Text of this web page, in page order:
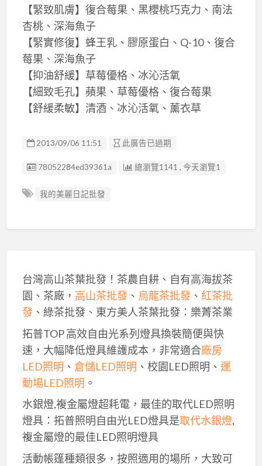
【緊致肌膚】復合莓果、黑櫻桃巧克力、南法
杏桃、深海魚子
【緊實修復】蜂王乳、膠原蛋白、Q-10、復合
莓果、深海魚子
【抑油舒緩】草莓優格、冰沁活氧
【細致毛孔】蘋果、草莓優格、復合莓果
【舒緩柔敏】清酒、冰沁活氧、薰衣草
2013/09/06 11:51 此廣告已過期
廣告编號
78052284ed39361a 總瀏覽1141 , 今天瀏覽1
我的美麗日記批發
台灣高山茶葉批發！茶農自耕、自有高海拔茶
園、茶廠， 高山茶批發、 烏龍茶批發、 紅茶批
發、綠茶批發、東方美人茶葉批發：樂菁茶業
拓普TOP 高效自由光系列燈具換裝簡便與快
速，大幅降低燈具維護成本，非常適合廠房
LED照明 、 倉儲LED照明 、校園LED照明、 運
動場LED照明 。
水銀燈,複金屬燈超耗電，最佳的取代LED照明
燈具：拓普照明自由光LED燈具是取代水銀燈,
複金屬燈的最佳LED照明燈具
活動帳篷種類很多，按照適用的場所，大致可